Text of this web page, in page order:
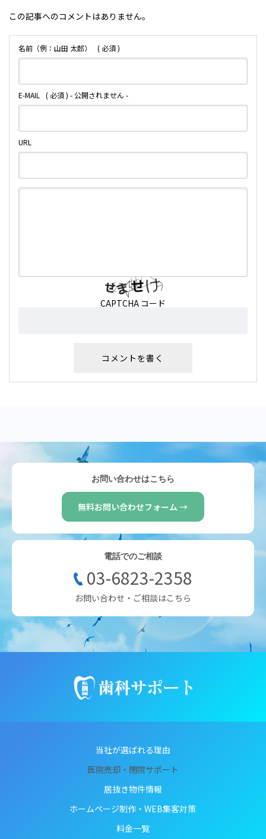
この記事へのコメントはありません。
名前（例：山田 太郎） ( 必須 )
E-MAIL ( 必須 ) - 公開されません -
URL
CAPTCHA コード
お問い合わせはこちら
無料お問い合わせフォーム →
電話でのご相談
03-6823-2358
お問い合わせ・ご相談はこちら
当社が選ばれる理由
医院売却・閉院サポート
居抜き物件情報
ホームページ制作・WEB集客対策
料金一覧